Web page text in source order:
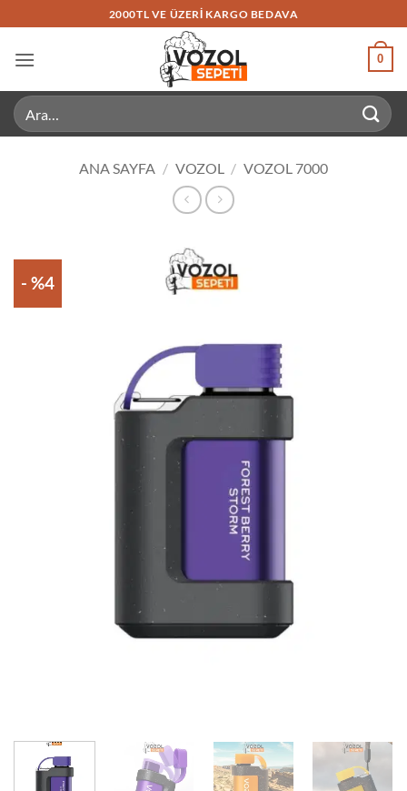
atla
2000TL VE ÜZERI KARGO BEDAVA
0
Ara:
ANA SAYFA / VOZOL / VOZOL 7000
- %4